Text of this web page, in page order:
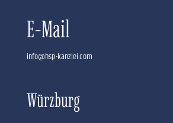
E-Mail
info@hsp-kanzlei.com
Würzburg